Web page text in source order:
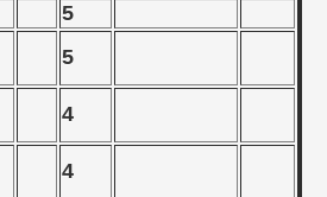
5
5
4
4